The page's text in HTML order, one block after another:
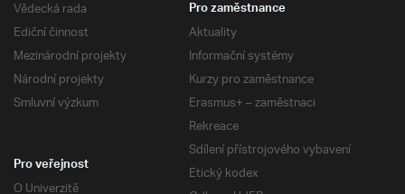
Vědecká rada
Ediční činnost
Mezinárodní projekty
Národní projekty
Smluvní výzkum
Pro zaměstnance
Aktuality
Informační systémy
Kurzy pro zaměstnance
Erasmus+ – zaměstnaci
Rekreace
Sdílení přístrojového vybavení
Etický kodex
Pro veřejnost